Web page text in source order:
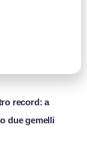
record: a
due gemelli